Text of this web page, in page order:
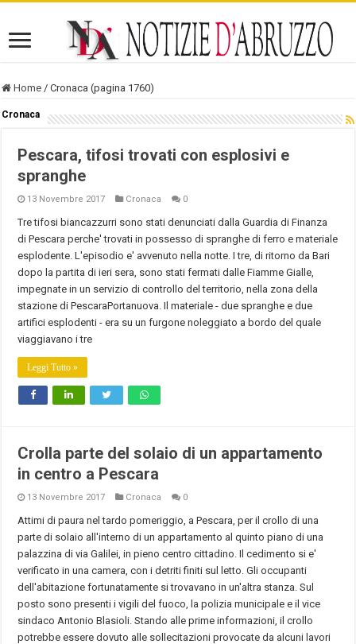
Home / Cronaca (pagina 1760)
Cronaca
Pescara, tifosi trovati con esplosivi e
spranghe
13 Novembre 2017 Cronaca 0
Tre tifosi biancazzurri sono stati denunciati dalla Guardia di Finanza
di Pescara perche' trovati in possesso di spranghe di ferro e materiale
esplodente. L'episodio e' avvenuto nella notte. I tre, di ritorno da Bari
dopo la partita di ieri sera, sono stati fermati dalle Fiamme Gialle,
impegnate in un servizio di controllo del territorio, nella zona della
stazione di PescaraPortanuova. Il materiale - due spranghe e due
artifici esplodenti - era su un furgone noleggiato a bordo del quale
viaggiavano i tre
Leggi Tutto »
Crolla parte del solaio di un appartamento
in centro a Pescara
13 Novembre 2017 Cronaca 0
Attimi di paura nel tardo pomeriggio, a Pescara, per il crollo di una
parte di solaio all'interno di un appartamento al quinto piano di una
palazzina di via Galilei, in pieno centro cittadino. Il cedimento si e'
verificato in una camera, con i detriti finiti sul letto. Gli occupanti
dell'abitazione fortunatamente si trovavano in un'altra stanza. Sul
posto sono presenti i vigili del fuoco, la polizia municipale e il vice
sindaco Antonio Blasioli. Stando alle prime informazioni, il crollo
potrebbe essere dovuto alle sollecitazioni provocate da alcuni lavori